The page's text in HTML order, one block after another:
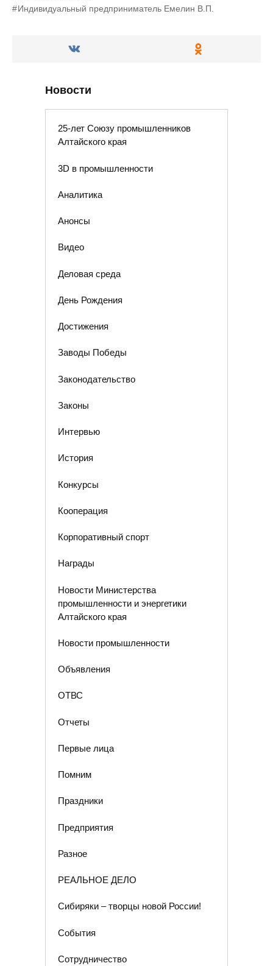
Индивидуальный предприниматель Емелин В.П.
Новости
25-лет Союзу промышленников
Алтайского края
3D в промышленности
Аналитика
Анонсы
Видео
Деловая среда
День Рождения
Достижения
Заводы Победы
Законодательство
Законы
Интервью
История
Конкурсы
Кооперация
Корпоративный спорт
Награды
Новости Министерства
промышленности и энергетики
Алтайского края
Новости промышленности
Объявления
ОТВС
Отчеты
Первые лица
Помним
Праздники
Предприятия
Разное
РЕАЛЬНОЕ ДЕЛО
Сибиряки – творцы новой России!
События
Сотрудничество